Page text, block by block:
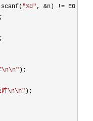
"%d", &n) !=
\n\n"
阵\n\n"